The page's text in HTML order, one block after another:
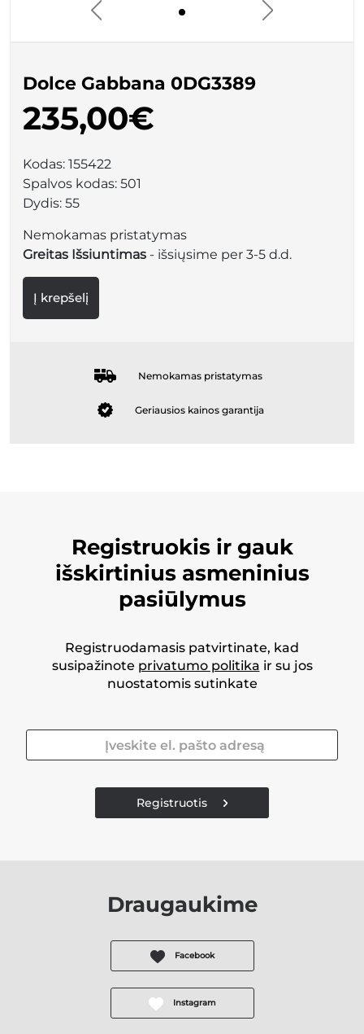
Dolce Gabbana 0DG3389
235,00€
Kodas: 155422
Spalvos kodas: 501
Dydis: 55
Nemokamas pristatymas
Greitas Išsiuntimas - išsiųsime per 3-5 d.d.
Į krepšelį
Nemokamas pristatymas
Geriausios kainos garantija
Registruokis ir gauk
išskirtinius asmeninius
pasiūlymus
Registruodamasis patvirtinate, kad
susipažinote privatumo politika ir su jos
nuostatomis sutinkate
Registruotis
Draugaukime
Facebook
Instagram